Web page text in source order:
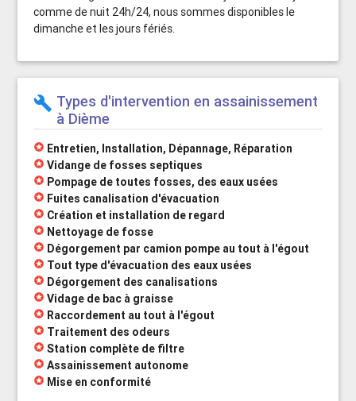
comme de nuit 24h/24, nous sommes disponibles le
dimanche et les jours fériés.
build Types d'intervention en assainissement
à Dième
stars Entretien, Installation, Dépannage, Réparation
stars Vidange de fosses septiques
stars Pompage de toutes fosses, des eaux usées
stars Fuites canalisation d'évacuation
stars Création et installation de regard
stars Nettoyage de fosse
stars Dégorgement par camion pompe au tout à l'égout
stars Tout type d'évacuation des eaux usées
stars Dégorgement des canalisations
stars Vidage de bac à graisse
stars Raccordement au tout à l'égout
stars Traitement des odeurs
stars Station complète de filtre
stars Assainissement autonome
stars Mise en conformité